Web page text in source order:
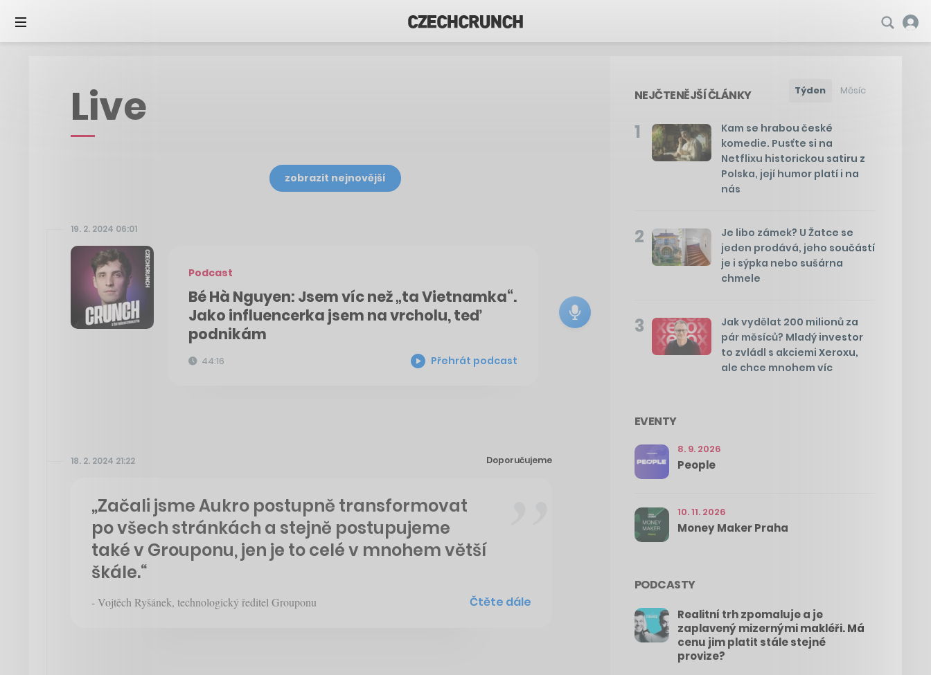
Live
zobrazit nejnovější
19. 2. 2024 06:01
Podcast
Bé Hà Nguyen: Jsem víc než „ta Vietnamka“.
Jako influencerka jsem na vrcholu, teď
podnikám
44:16 Přehrát podcast
18. 2. 2024 21:22 Doporučujeme
„Začali jsme Aukro postupně transformovat
po všech stránkách a stejně postupujeme
také v Grouponu, jen je to celé v mnohem větší
škále.“
- Vojtěch Ryšánek, technologický ředitel Grouponu Čtěte dále
NEJČTENĚJŠÍ ČLÁNKY Týden Měsíc
1
Kam se hrabou české
komedie. Pusťte si na
Netflixu historickou satiru z
Polska, její humor platí i na
nás
2
Je libo zámek? U Žatce se
jeden prodává, jeho součástí
je i sýpka nebo sušárna
chmele
3
Jak vydělat 200 milionů za
pár měsíců? Mladý investor
to zvládl s akciemi Xeroxu,
ale chce mnohem víc
EVENTY
8. 9. 2026
People
10. 11. 2026
Money Maker Praha
PODCASTY
Realitní trh zpomaluje a je
zaplavený mizernými makléři. Má
cenu jim platit stále stejné
provize?